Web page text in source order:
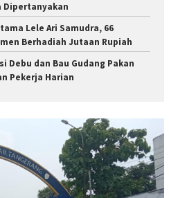
Dipertanyakan
Lele Ari Samudra, 66
Berhadiah Jutaan Rupiah
Debu dan Bau Gudang Pakan
Pekerja Harian